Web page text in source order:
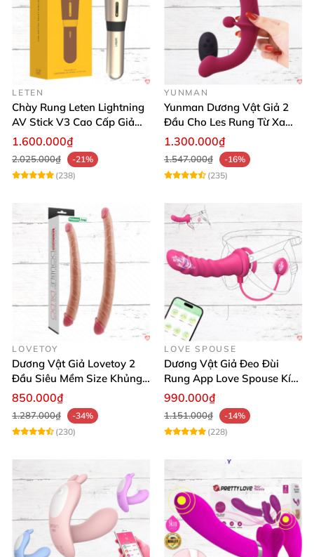
LETEN
Chày Rung Leten Lightning
AV Stick V3 Cao Cấp Giảm
Mỡ Giữ Dáng
1.600.000₫
2.025.000₫
-21%
(238)
YUNMAN
Yunman Dương Vật Giả 2
Đầu Cho Les Rung Từ Xa
Kích Thích
1.300.000₫
1.547.000₫
-16%
(235)
LOVETOY
Dương Vật Giả Lovetoy 2
Đầu Siêu Mềm Size Khủng
Thăng Hoa
850.000₫
1.287.000₫
-34%
(230)
LOVE SPOUSE
Dương Vật Giả Đeo Đùi
Rung App Love Spouse Kích
Thích Cho Les
990.000₫
1.151.000₫
-14%
(228)